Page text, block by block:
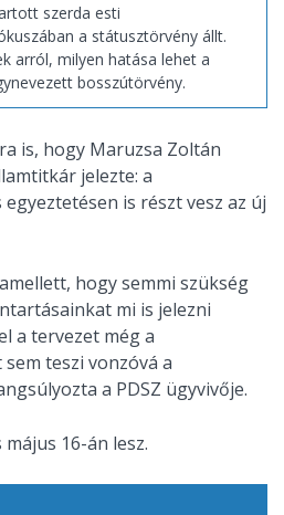
szerda esti
a státusztörvény állt.
arról, milyen hatása lehet a
bosszútörvény.
is, hogy Maruzsa Zoltán
jelezte: a
is részt vesz az új
hogy semmi szükség
mi is jelezni
a tervezet még a
teszi vonzóvá a
a PDSZ ügyvivője.
16-án lesz.